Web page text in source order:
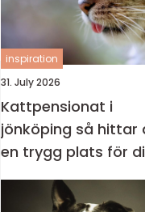
inspiration
31. July 2026
Kattpensionat i
jönköping så hittar du
en trygg plats för
katt